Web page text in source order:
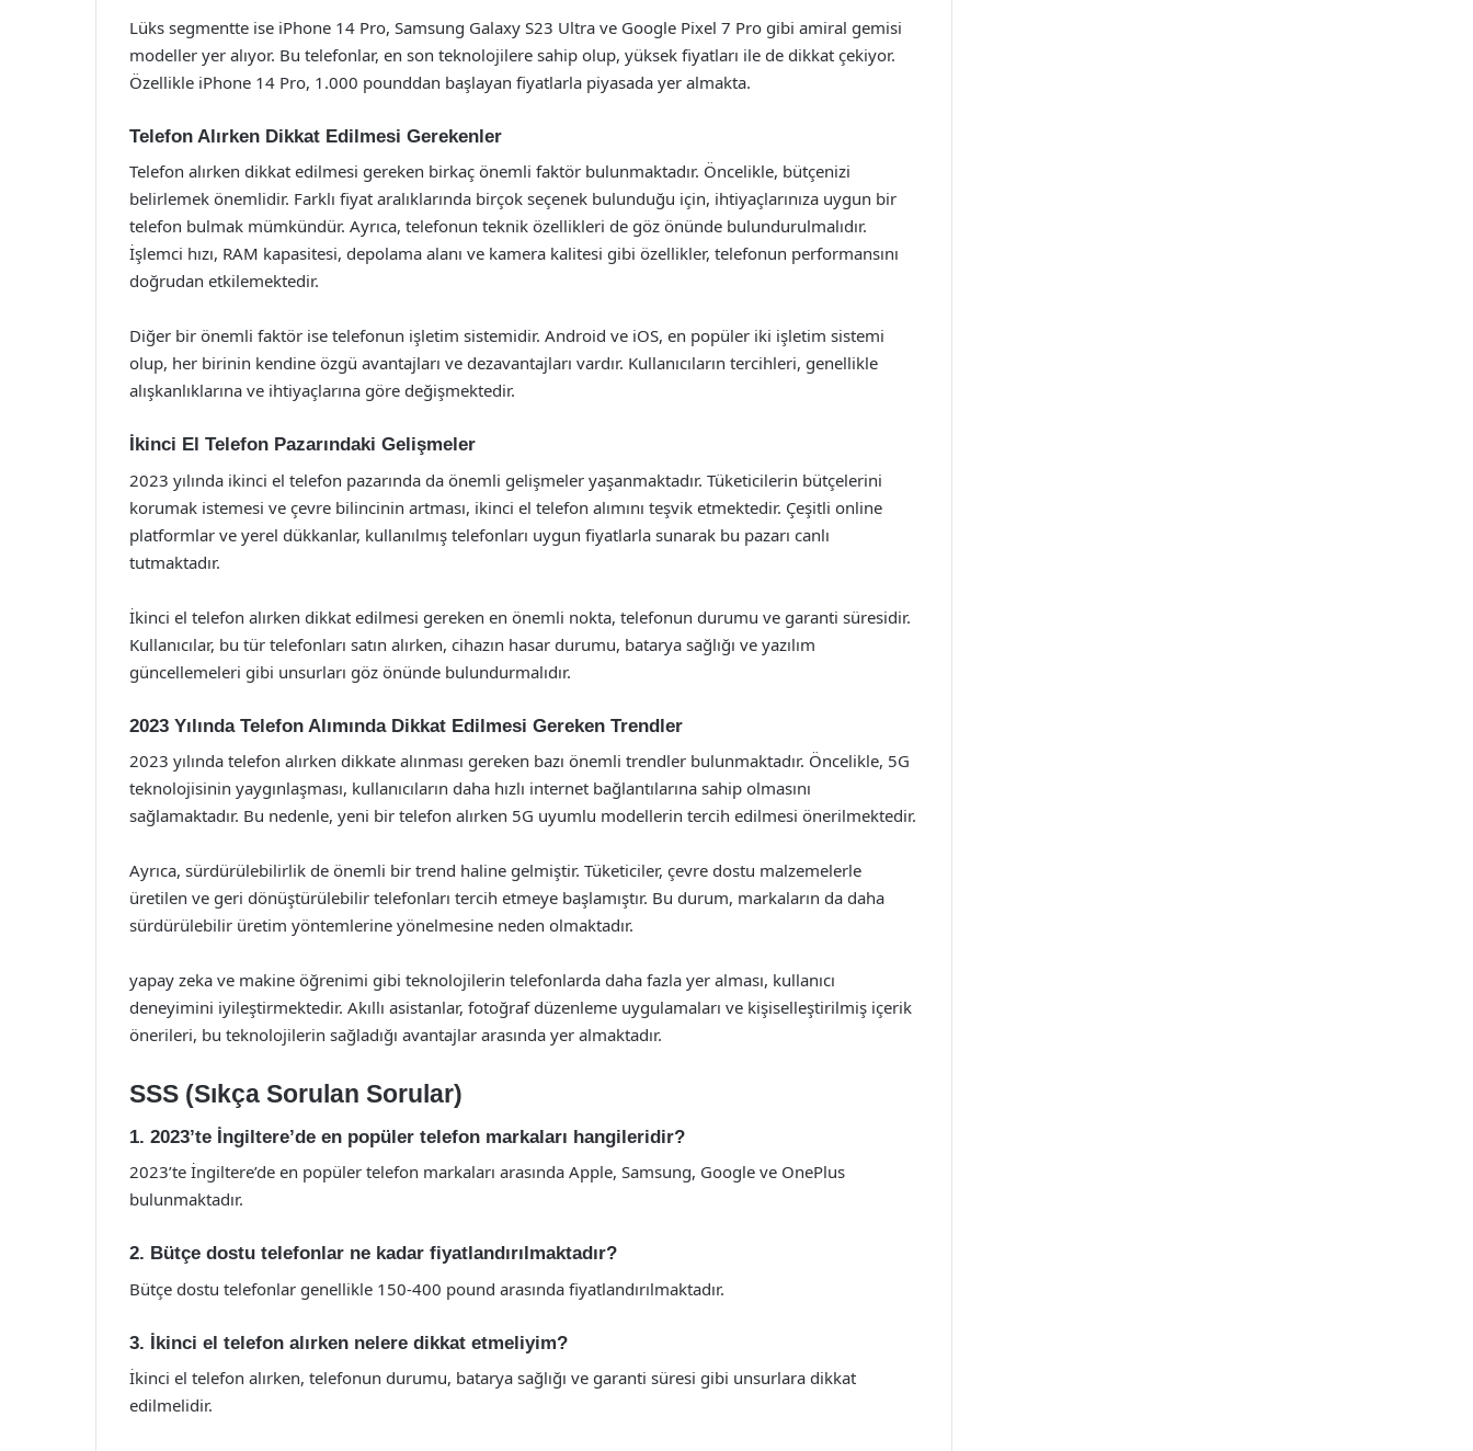
Lüks segmentte ise iPhone 14 Pro, Samsung Galaxy S23 Ultra ve Google Pixel 7 Pro gibi amiral gemisi
modeller yer alıyor. Bu telefonlar, en son teknolojilere sahip olup, yüksek fiyatları ile de dikkat çekiyor.
Özellikle iPhone 14 Pro, 1.000 pounddan başlayan fiyatlarla piyasada yer almakta.
Telefon Alırken Dikkat Edilmesi Gerekenler
Telefon alırken dikkat edilmesi gereken birkaç önemli faktör bulunmaktadır. Öncelikle, bütçenizi
belirlemek önemlidir. Farklı fiyat aralıklarında birçok seçenek bulunduğu için, ihtiyaçlarınıza uygun bir
telefon bulmak mümkündür. Ayrıca, telefonun teknik özellikleri de göz önünde bulundurulmalıdır.
İşlemci hızı, RAM kapasitesi, depolama alanı ve kamera kalitesi gibi özellikler, telefonun performansını
doğrudan etkilemektedir.
Diğer bir önemli faktör ise telefonun işletim sistemidir. Android ve iOS, en popüler iki işletim sistemi
olup, her birinin kendine özgü avantajları ve dezavantajları vardır. Kullanıcıların tercihleri, genellikle
alışkanlıklarına ve ihtiyaçlarına göre değişmektedir.
İkinci El Telefon Pazarındaki Gelişmeler
2023 yılında ikinci el telefon pazarında da önemli gelişmeler yaşanmaktadır. Tüketicilerin bütçelerini
korumak istemesi ve çevre bilincinin artması, ikinci el telefon alımını teşvik etmektedir. Çeşitli online
platformlar ve yerel dükkanlar, kullanılmış telefonları uygun fiyatlarla sunarak bu pazarı canlı
tutmaktadır.
İkinci el telefon alırken dikkat edilmesi gereken en önemli nokta, telefonun durumu ve garanti süresidir.
Kullanıcılar, bu tür telefonları satın alırken, cihazın hasar durumu, batarya sağlığı ve yazılım
güncellemeleri gibi unsurları göz önünde bulundurmalıdır.
2023 Yılında Telefon Alımında Dikkat Edilmesi Gereken Trendler
2023 yılında telefon alırken dikkate alınması gereken bazı önemli trendler bulunmaktadır. Öncelikle, 5G
teknolojisinin yaygınlaşması, kullanıcıların daha hızlı internet bağlantılarına sahip olmasını
sağlamaktadır. Bu nedenle, yeni bir telefon alırken 5G uyumlu modellerin tercih edilmesi önerilmektedir.
Ayrıca, sürdürülebilirlik de önemli bir trend haline gelmiştir. Tüketiciler, çevre dostu malzemelerle
üretilen ve geri dönüştürülebilir telefonları tercih etmeye başlamıştır. Bu durum, markaların da daha
sürdürülebilir üretim yöntemlerine yönelmesine neden olmaktadır.
yapay zeka ve makine öğrenimi gibi teknolojilerin telefonlarda daha fazla yer alması, kullanıcı
deneyimini iyileştirmektedir. Akıllı asistanlar, fotoğraf düzenleme uygulamaları ve kişiselleştirilmiş içerik
önerileri, bu teknolojilerin sağladığı avantajlar arasında yer almaktadır.
SSS (Sıkça Sorulan Sorular)
1. 2023’te İngiltere’de en popüler telefon markaları hangileridir?
2023’te İngiltere’de en popüler telefon markaları arasında Apple, Samsung, Google ve OnePlus
bulunmaktadır.
2. Bütçe dostu telefonlar ne kadar fiyatlandırılmaktadır?
Bütçe dostu telefonlar genellikle 150-400 pound arasında fiyatlandırılmaktadır.
3. İkinci el telefon alırken nelere dikkat etmeliyim?
İkinci el telefon alırken, telefonun durumu, batarya sağlığı ve garanti süresi gibi unsurlara dikkat
edilmelidir.